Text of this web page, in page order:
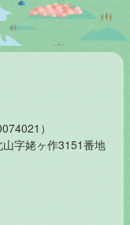
）
字姥ヶ作3151番地